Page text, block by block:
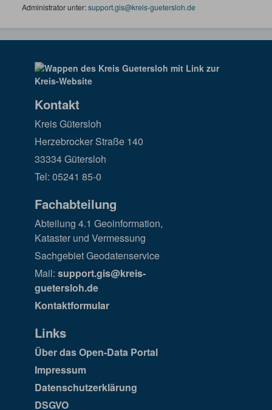
Administrator unter:support.gis@kreis-guetersloh.de
Kontakt
Kreis Gütersloh
Herzebrocker Straße 140
33334 Gütersloh
Tel: 05241 85-0
Fachabteilung
Abteilung 4.1 Geoinformation,
Kataster und Vermessung
Sachgebiet Geodatenservice
Mail: support.gis@kreis-
guetersloh.de
Kontaktformular
Links
Über das Open-Data Portal
Impressum
Datenschutzerklärung
DSGVO